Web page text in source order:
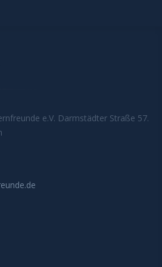
e.V. Darmstädter Straße 57.